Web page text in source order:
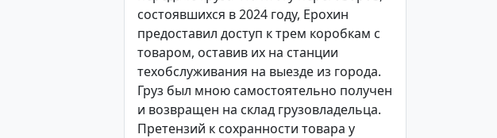
состоявшихся в 2024 году, Ерохин
предоставил доступ к трем коробкам с
товаром, оставив их на станции
техобслуживания на выезде из города.
Груз был мною самостоятельно получен
и возвращен на склад грузовладельца.
Претензий к сохранности товара у